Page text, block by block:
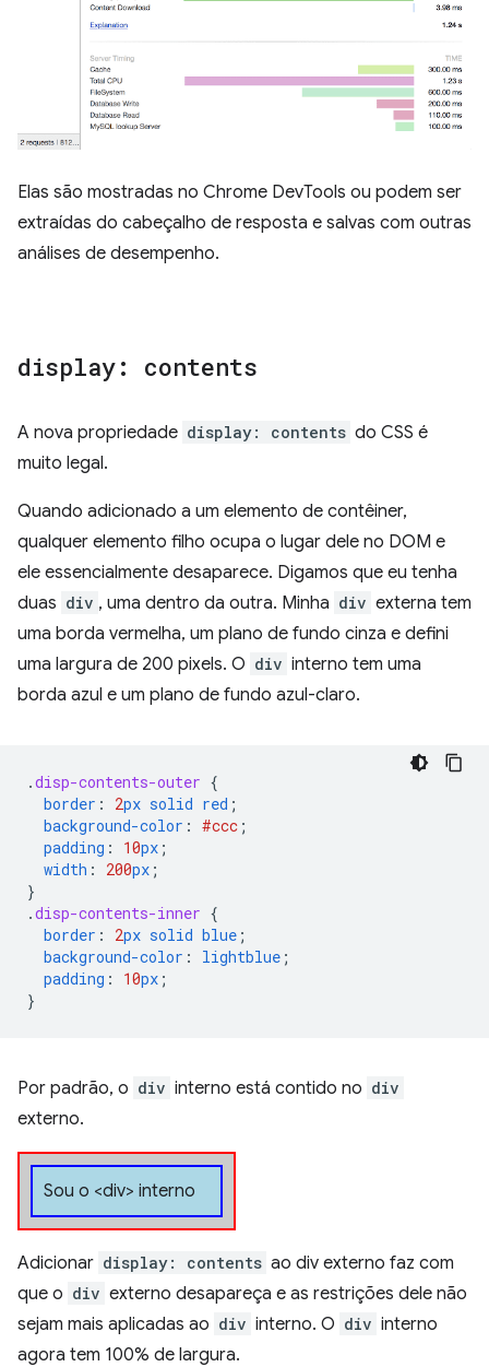
Elas são mostradas no Chrome DevTools ou podem ser
extraídas do cabeçalho de resposta e salvas com outras
análises de desempenho.
display: contents
A nova propriedade display: contents do CSS é
muito legal.
Quando adicionado a um elemento de contêiner,
qualquer elemento filho ocupa o lugar dele no DOM e
ele essencialmente desaparece. Digamos que eu tenha
duas div , uma dentro da outra. Minha div externa tem
uma borda vermelha, um plano de fundo cinza e defini
uma largura de 200 pixels. O div interno tem uma
borda azul e um plano de fundo azul-claro.
.disp-contents-outer {
border : 2px solid red ;
background-color : #ccc ;
padding : 10px ;
width : 200px ;
}
.disp-contents-inner {
border : 2px solid blue ;
background-color : lightblue ;
padding : 10px ;
}
Por padrão, o div interno está contido no div
externo.
Sou o <div> interno
Adicionar display: contents ao div externo faz com
que o div externo desapareça e as restrições dele não
sejam mais aplicadas ao div interno. O div interno
agora tem 100% de largura.